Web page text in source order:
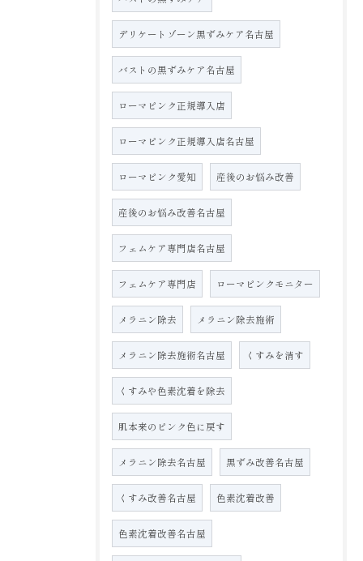
デリケートゾーン黒ずみケア名古屋
バストの黒ずみケア名古屋
ローマピンク正規導入店
ローマピンク正規導入店名古屋
ローマピンク愛知 産後のお悩み改善
産後のお悩み改善名古屋
フェムケア専門店名古屋
フェムケア専門店 ローマピンクモニター
メラニン除去 メラニン除去施術
メラニン除去施術名古屋 くすみを消す
くすみや色素沈着を除去
肌本来のピンク色に戻す
メラニン除去名古屋 黒ずみ改善名古屋
くすみ改善名古屋 色素沈着改善
色素沈着改善名古屋